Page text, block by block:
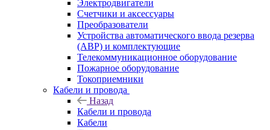
Электродвигатели
Счетчики и аксессуары
Преобразователи
Устройства автоматического ввода резерва
(АВР) и комплектующие
Телекоммуникационное оборудование
Пожарное оборудование
Токоприемники
Кабели и провода
Назад
Кабели и провода
Кабели